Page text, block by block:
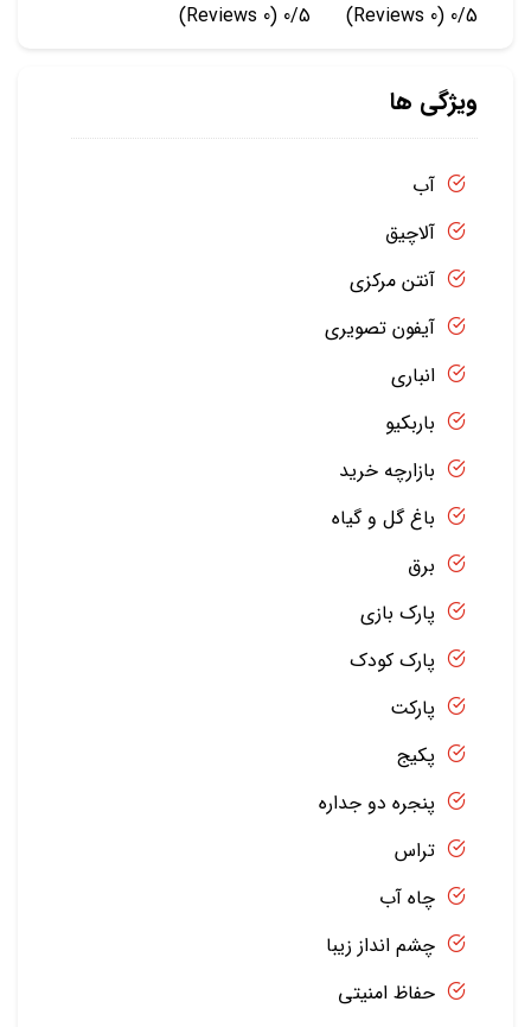
0/5
(0 Reviews)
0/5
(0 Reviews)
ویژگی ها
آب
آلاچیق
آنتن مرکزی
آیفون تصویری
انباری
باربکیو
بازارچه خرید
باغ گل و گیاه
برق
پارک بازی
پارک کودک
پارکت
پکیج
پنجره دو جداره
تراس
چاه آب
چشم انداز زیبا
حفاظ امنیتی